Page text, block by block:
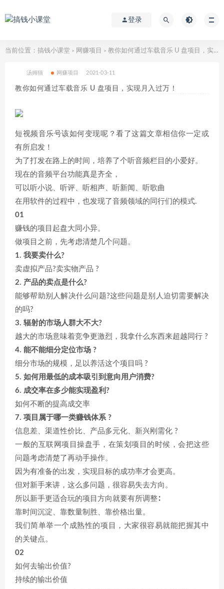
登录
当前位置： 搞钱小课堂 > 网赚项目 > 教你如何通过车载音乐 U 盘项目，实现月入过万！
汤姆猫 网赚项目 2021-03-11
教你如何通过车载音乐 U 盘项目，实现月入过万！
短视频音乐号该如何变现呢？看了这篇文章相信你一定或
有所启发！
为了打发在路上的时间，培养了个听音频栏目的小爱好。
现在的音频平台功能真是齐全，
可以听小说、听评、听相声、听新闻、听歌曲
在用软件的过程中，也发现了音频领域的同行们的模式.
01
赚钱的项目起盘大同小异。
做项目之前，先考虑清楚几个问题。
1. 我要卖什么?
卖虚拟产品?卖实物产品 ?
2. 产品的卖点是什么?
能够帮助别人解决什么问题?这些问题是别人迫切需要解决
的吗?
3. 辐射的市场人群大不大?
越大的市场意味着竞争更激烈，我拿什么东西来超越同行 ?
4. 能不能细分定位市场 ?
细分市场的规模，足以养活这个项目吗 ?
5. 如何用最低的成本吸引到意向用户消费?
6. 成交率在多少能实现盈利?
如何不断的提高成交率
7. 项目属于哪一类赚钱体系 ?
信息差、渠道性价比、产品多元化、新兴刚需化 ?
一般的互联网项目操盘手，在策划项目的时候，会把这些
问题考虑清楚了再动手操作。
因为有准备的出发，实现目标的成功率才会更高。
但对新手来讲，这么多问题，很容易失去方向。
所以新手更适合玩的项目方向就要有所调整∶
靠时间沉淀、靠数量制胜、靠价格出量。
我们简单举一个成熟性的项目，大家很容易就能把握其中
的关键点。
02
如何去输出价值?
持续的输出价值